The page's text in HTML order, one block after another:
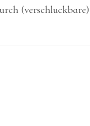
(verschluckbare)